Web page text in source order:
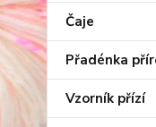
Čaje
Přadénka
Vzorník přízí